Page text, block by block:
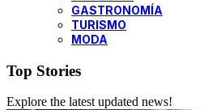
GASTRONOMÍA
TURISMO
MODA
Top Stories
Explore the latest updated news!